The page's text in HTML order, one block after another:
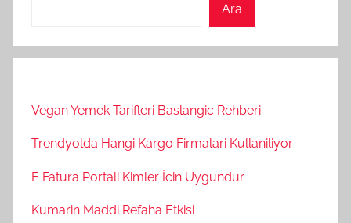
Ara
Vegan Yemek Tarifleri Baslangic Rehberi
Trendyolda Hangi Kargo Firmalari Kullaniliyor
E Fatura Portali Kimler İcin Uygundur
Kumarin Maddi Refaha Etkisi